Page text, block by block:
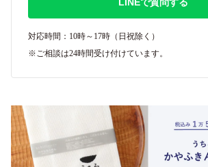
対応時間：10時～17時（日祝除く）
※ご相談は24時間受け付けています。